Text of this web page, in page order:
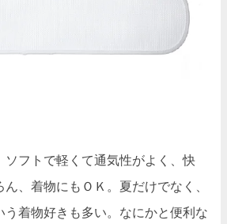
ソフトで軽くて通気性がよく、快
、着物にもＯＫ。夏だけでなく、
う着物好きも多い。なにかと便利な